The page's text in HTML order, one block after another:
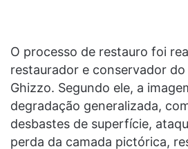
O processo de restauro foi
restaurador e conservador do
Ghizzo. Segundo ele, a
degradação generalizada,
desbastes de superfície,
perda da camada pictórica,